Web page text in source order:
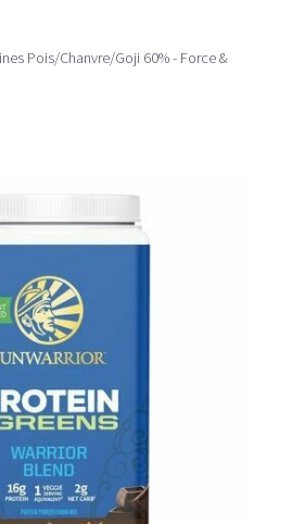
Pois/Chanvre/Goji 60% - Force &